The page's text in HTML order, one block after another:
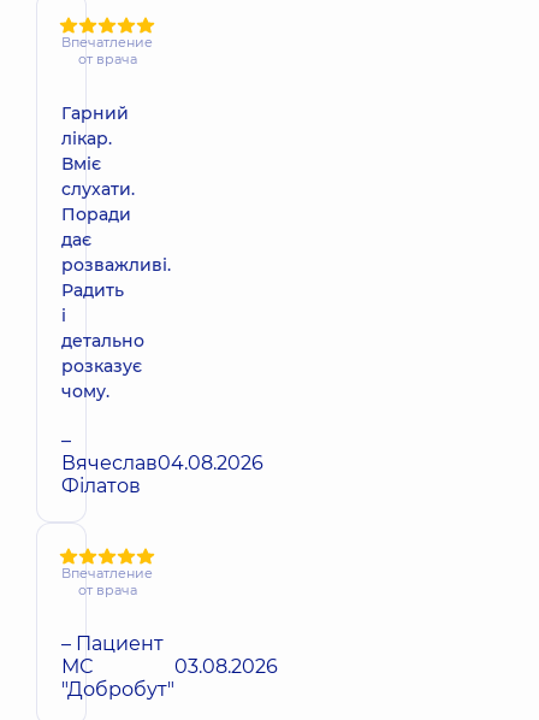
Впечатление
от врача
Гарний
лікар.
Вміє
слухати.
Поради
дає
розважливі.
Радить
і
детально
розказує
чому.
–
Вячеслав
Філатов
04.08.2026
Впечатление
от врача
– Пациент
МС
"Добробут"
03.08.2026